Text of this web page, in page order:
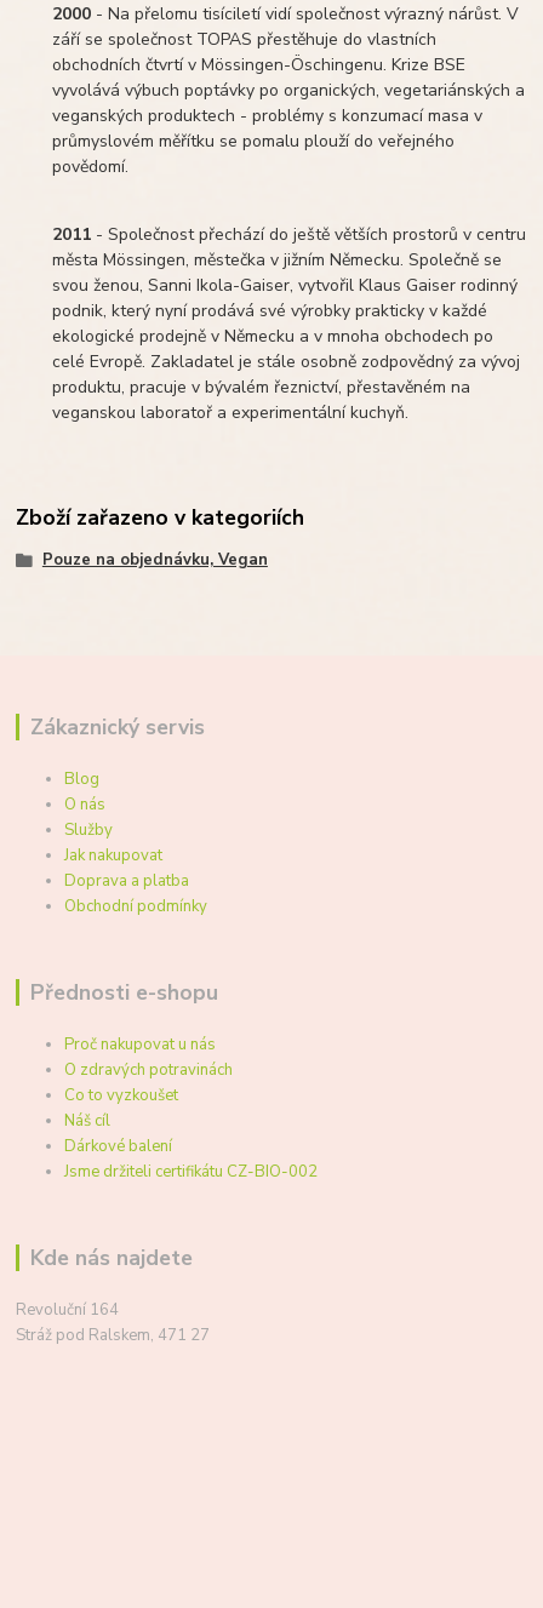
2000 - Na přelomu tisíciletí vidí společnost výrazný nárůst. V
září se společnost TOPAS přestěhuje do vlastních
obchodních čtvrtí v Mössingen-Öschingenu. Krize BSE
vyvolává výbuch poptávky po organických, vegetariánských a
veganských produktech - problémy s konzumací masa v
průmyslovém měřítku se pomalu plouží do veřejného
povědomí.
2011 - Společnost přechází do ještě větších prostorů v centru
města Mössingen, městečka v jižním Německu. Společně se
svou ženou, Sanni Ikola-Gaiser, vytvořil Klaus Gaiser rodinný
podnik, který nyní prodává své výrobky prakticky v každé
ekologické prodejně v Německu a v mnoha obchodech po
celé Evropě. Zakladatel je stále osobně zodpovědný za vývoj
produktu, pracuje v bývalém řeznictví, přestavěném na
veganskou laboratoř a experimentální kuchyň.
Zboží zařazeno v kategoriích
Pouze na objednávku, Vegan
Zákaznický servis
Blog
O nás
Služby
Jak nakupovat
Doprava a platba
Obchodní podmínky
Přednosti e-shopu
Proč nakupovat u nás
O zdravých potravinách
Co to vyzkoušet
Náš cíl
Dárkové balení
Jsme držiteli certifikátu CZ-BIO-002
Kde nás najdete
Revoluční 164
Stráž pod Ralskem, 471 27